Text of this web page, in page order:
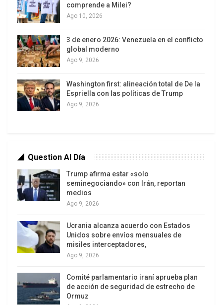
dólares) es el principal administrador de activos
financieros del mundo
adeudado al segundo semestre de 2024.
Todas esas jugadas de ajedrez las visualizamos
ahora cuando el gobierno continúa con la
licitación de la mal llamada “Hidrovía del Paraná”,
cuando vemos que se autorizó en el año 2020
exportar 37 millones de toneladas de granos de
maíz sobre las 45 millones que se declaran
producir, encareciendo de sobremanera todo tipo
de carnes para el consumo local (que la utiliza
como forraje) y que, de las ocho grandes
compañías acopiadoras y comercializadoras
comprende a Milei?
Ago 10, 2026
3 de enero 2026: Venezuela en el conflicto
global moderno
Ago 9, 2026
Washington first: alineación total de De la
Espriella con las políticas de Trump
Ago 9, 2026
Question Al Día
Trump afirma estar «solo
seminegociando» con Irán, reportan
medios
Ago 9, 2026
Ucrania alcanza acuerdo con Estados
Unidos sobre envíos mensuales de
misiles interceptadores,
Ago 9, 2026
Comité parlamentario iraní aprueba plan
de acción de seguridad de estrecho de
Ormuz